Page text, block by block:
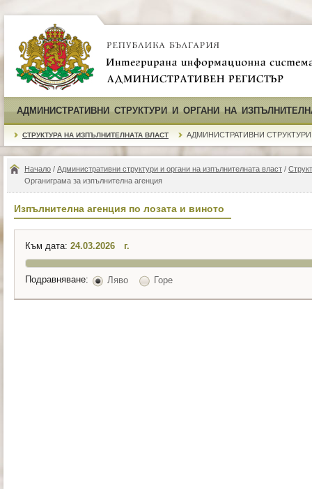
АДМИНИСТРАТИВНИ СТРУКТУРИ И ОРГАНИ НА
СТРУКТУРА НА ИЗПЪЛНИТЕЛНАТА ВЛАСТ АДМИНИСТРАТИВНИ СТРУКТУРИ
Начало / Административни структури и органи на изпълнителната власт /
Органиграма за изпълнителна агенция
Изпълнителна агенция по лозата и виното
Към дата: г.
Подравняване: Ляво Горе